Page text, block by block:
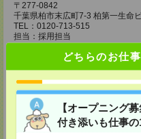
どちらのお仕
【オープニング
付き添いも仕事
〒277-0842
千葉県柏市末広町7-3 柏第一生命
TEL：0120-713-515
担当：採用担当
八王子支店
東京都八王子市東町1－6 橋完
TEL：0120-713-515
担当：採用担当
町田支店
〒194-0022 東京都町田市森野1-